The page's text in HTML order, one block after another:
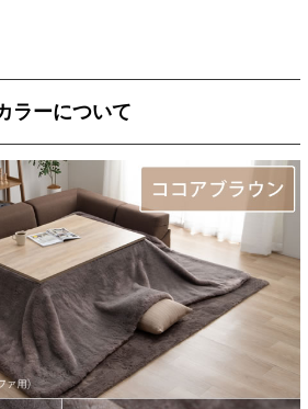
ラーについて